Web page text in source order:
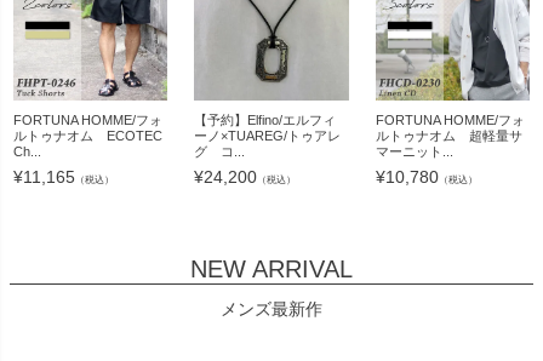
FORTUNA HOMME/フォ
ルトゥナオム ECOTEC
Ch...
¥11,165 （税込）
【予約】Elfino/エルフィ
ーノ×TUAREG/トゥアレ
グ コ...
¥24,200 （税込）
FORTUNA HOMME/フォ
ルトゥナオム 超軽量サ
マーニット...
¥10,780（税込）
NEW ARRIVAL
メンズ最新作